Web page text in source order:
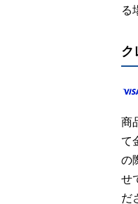
る
ク
商
て
の
せ
だ